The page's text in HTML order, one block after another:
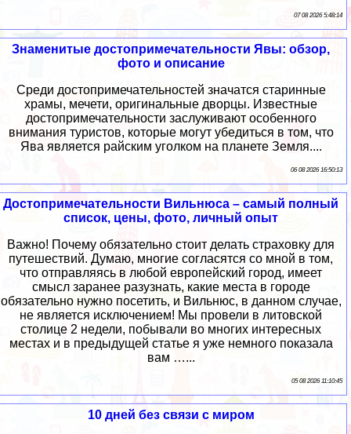
07 08 2026 5:48:14
Знаменитые достопримечательности Явы: обзор,
фото и описание
Среди достопримечательностей значатся старинные
храмы, мечети, оригинальные дворцы. Известные
достопримечательности заслуживают особенного
внимания туристов, которые могут убедиться в том, что
Ява является райским уголком на планете Земля....
06 08 2026 16:50:13
Достопримечательности Вильнюса – самый полный
список, цены, фото, личный опыт
Важно! Почему обязательно стоит делать страховку для
путешествий. Думаю, многие согласятся со мной в том,
что отправляясь в любой европейский город, имеет
смысл заранее разузнать, какие места в городе
обязательно нужно посетить, и Вильнюс, в данном случае,
не является исключением! Мы провели в литовской
столице 2 недели, побывали во многих интересных
местах и в предыдущей статье я уже немного показала
вам …...
05 08 2026 11:10:45
10 дней без связи с миром